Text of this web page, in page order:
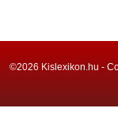
©2026 Kislexikon.hu -